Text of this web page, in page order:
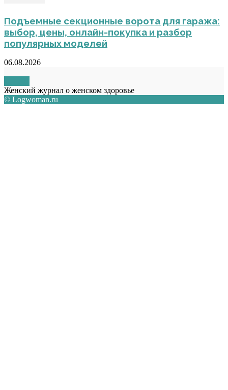
Подъемные секционные ворота для гаража:
выбор, цены, онлайн-покупка и разбор
популярных моделей
06.08.2026
Женский журнал о женском здоровье
© Logwoman.ru